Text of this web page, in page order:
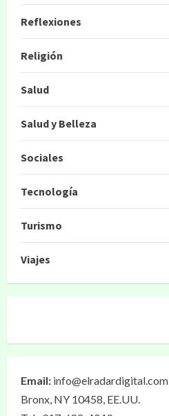
Reflexiones
Religión
Salud
Salud y Belleza
Sociales
Tecnología
Turismo
Viajes
Email: info@elradardigital.com
Bronx, NY 10458, EE.UU.